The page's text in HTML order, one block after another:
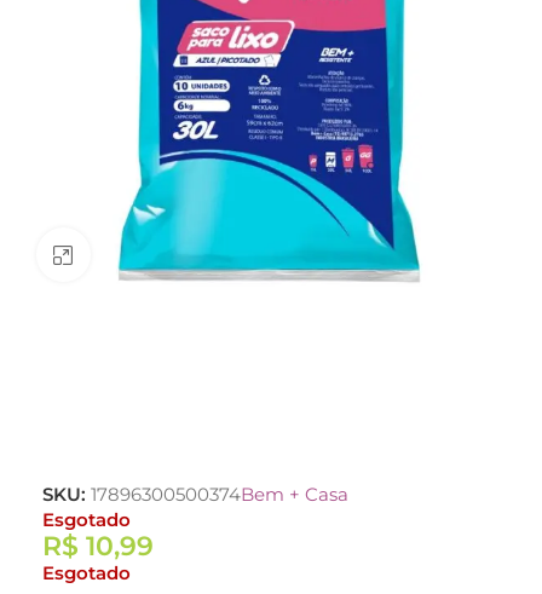
Clique para ampliar
SKU: 17896300500374Bem + Casa
Esgotado
R$ 10,99
Esgotado